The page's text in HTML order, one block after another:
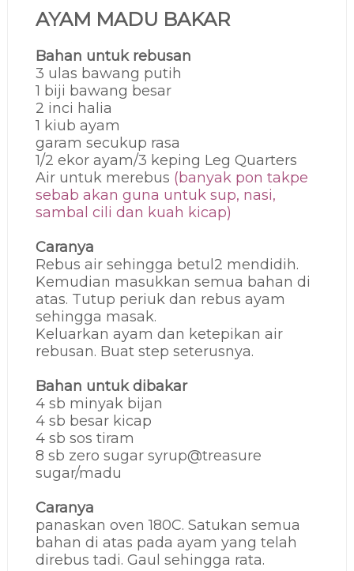
AYAM MADU BAKAR
Bahan untuk rebusan
3 ulas bawang putih
1 biji bawang besar
2 inci halia
1 kiub ayam
garam secukup rasa
1/2 ekor ayam/3 keping Leg Quarters
Air untuk merebus (banyak pon takpe
sebab akan guna untuk sup, nasi,
sambal cili dan kuah kicap)
Caranya
Rebus air sehingga betul2 mendidih.
Kemudian masukkan semua bahan di
atas. Tutup periuk dan rebus ayam
sehingga masak.
Keluarkan ayam dan ketepikan air
rebusan. Buat step seterusnya.
Bahan untuk dibakar
4 sb minyak bijan
4 sb besar kicap
4 sb sos tiram
8 sb zero sugar syrup@treasure
sugar/madu
Caranya
panaskan oven 180C. Satukan semua
bahan di atas pada ayam yang telah
direbus tadi. Gaul sehingga rata.